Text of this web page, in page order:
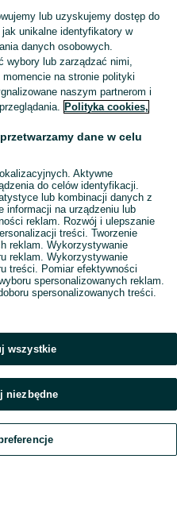
Skorzystaj z największego serwisu ogłoszeniowego - Nowe Dwory i okolice! Kupuj to, czego pragniesz i sprzedawaj to, czego już nie potrzebujesz! Zobacz
Czat Konto
lub uzyskujemy dostęp do
unikalne identyfikatory w
danych osobowych.
wybory lub zarządzać nimi,
na stronie polityki
naszym partnerom i
Polityka cookies,
dane w celu
Aktywne
do celów identyfikacji.
lub kombinacji danych z
informacji na urządzeniu lub
reklam. Rozwój i ulepszanie
treści. Tworzenie
reklam. Wykorzystywanie
reklam. Wykorzystywanie
treści. Pomiar efektywności
spersonalizowanych reklam.
spersonalizowanych treści.
wszystkie
niezbędne